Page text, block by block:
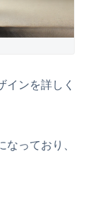
インを詳しく
っており、